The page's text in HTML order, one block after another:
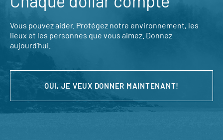
Vous pouvez aider. Protégez notre environnement, les
lieux et les personnes que vous aimez. Donnez
aujourd’hui.
OUI, JE VEUX DONNER MAINTENANT!